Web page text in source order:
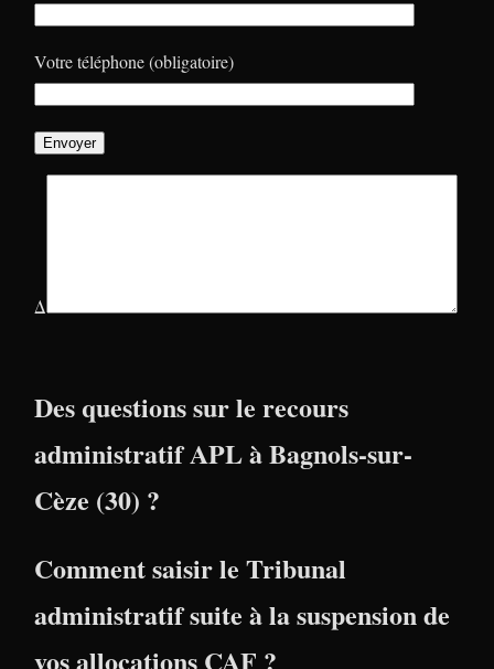
Votre téléphone (obligatoire)
Δ
Des questions sur le recours
administratif APL à Bagnols-sur-
Cèze (30) ?
Comment saisir le Tribunal
administratif suite à la suspension de
vos allocations CAF ?